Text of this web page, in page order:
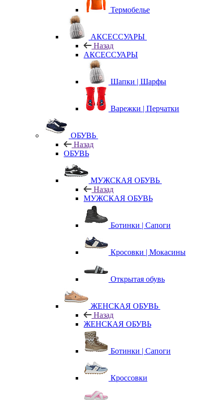
Термобелье
АКСЕССУАРЫ
Назад
АКСЕССУАРЫ
Шапки | Шарфы
Варежки | Перчатки
ОБУВЬ
Назад
ОБУВЬ
МУЖСКАЯ ОБУВЬ
Назад
МУЖСКАЯ ОБУВЬ
Ботинки | Сапоги
Кросовки | Мокасины
Открытая обувь
ЖЕНСКАЯ ОБУВЬ
Назад
ЖЕНСКАЯ ОБУВЬ
Ботинки | Сапоги
Кроссовки